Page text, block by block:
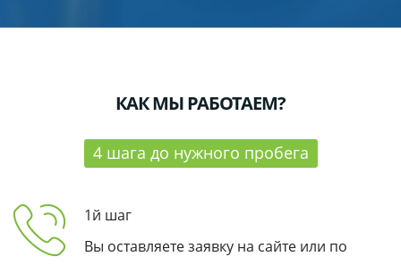
КАК МЫ РАБОТАЕМ?
4 шага до нужного пробега
1й шаг
Вы оставляете заявку на сайте или по